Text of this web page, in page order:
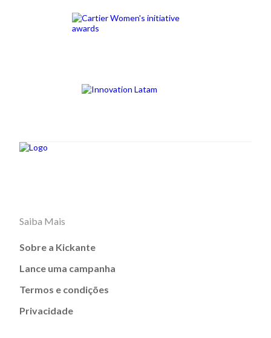
Saiba Mais
Sobre a Kickante
Lance uma campanha
Termos e condições
Privacidade